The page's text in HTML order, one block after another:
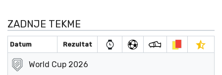
ZADNJE TEKME
Datum Rezultat
World Cup 2026